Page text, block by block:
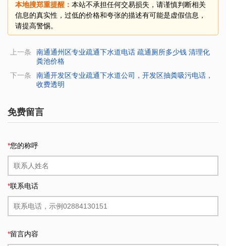
本地搜郑重提醒： 本站不承担任何交易损失，请谨慎判断相关
信息的真实性，过低的价格和夸张的描述有可能是虚假信息，
请提高警惕。
上一条
南通通州区专业疏通下水道电话 疏通厕所多少钱 清理化
粪池价格
下一条
南通开发区专业疏通下水道公司，开发区抽粪吸污电话，
收费透明
免费留言
*您的称呼
*联系电话
*留言内容